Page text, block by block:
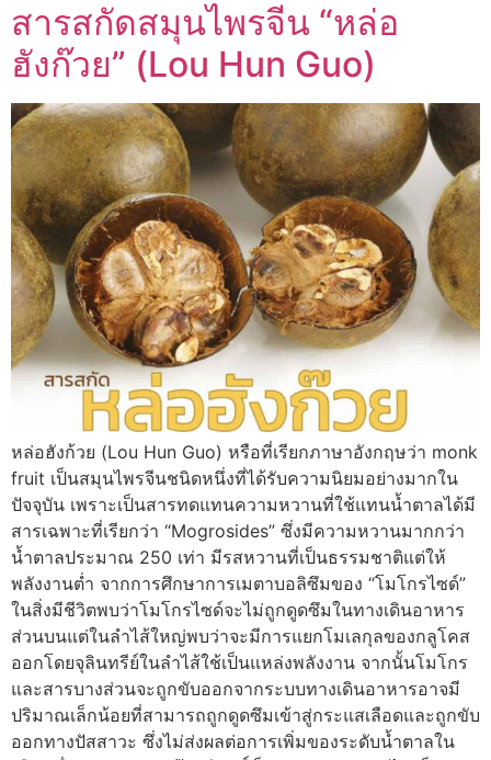
สารสกัดสมุนไพรจีน “หล่อ
ฮังก๊วย” (Lou Hun Guo)
หล่อฮังก้วย (Lou Hun Guo) หรือที่เรียกภาษาอังกฤษว่า monk
fruit เป็นสมุนไพรจีนชนิดหนึ่งที่ได้รับความนิยมอย่างมากใน
ปัจจุบัน เพราะเป็นสารทดแทนความหวานที่ใช้แทนน้ำตาลได้มี
สารเฉพาะที่เรียกว่า “Mogrosides” ซึ่งมีความหวานมากกว่า
น้ำตาลประมาณ 250 เท่า มีรสหวานที่เป็นธรรมชาติแต่ให้
พลังงานต่ำ จากการศึกษาการเมตาบอลิซึมของ “โมโกรไซด์”
ในสิ่งมีชีวิตพบว่าโมโกรไซด์จะไม่ถูกดูดซึมในทางเดินอาหาร
ส่วนบนแต่ในลำไส้ใหญ่พบว่าจะมีการแยกโมเลกุลของกลูโคส
ออกโดยจุลินทรีย์ในลำไส้ใช้เป็นแหล่งพลังงาน จากนั้นโมโกร
และสารบางส่วนจะถูกขับออกจากระบบทางเดินอาหารอาจมี
ปริมาณเล็กน้อยที่สามารถถูกดูดซึมเข้าสู่กระแสเลือดและถูกขับ
ออกทางปัสสาวะ ซึ่งไม่ส่งผลต่อการเพิ่มของระดับน้ำตาลใน